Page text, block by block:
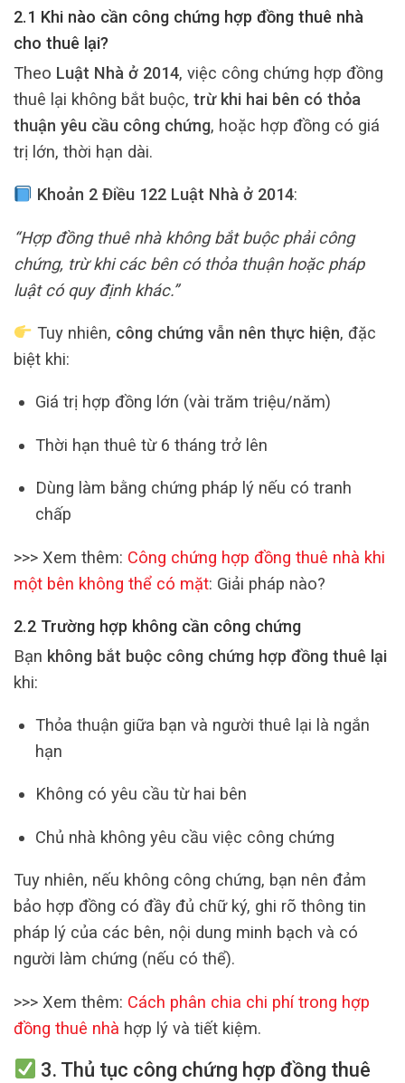
2.1 Khi nào cần công chứng hợp đồng thuê nhà
cho thuê lại?
Theo Luật Nhà ở 2014, việc công chứng hợp đồng
thuê lại không bắt buộc, trừ khi hai bên có thỏa
thuận yêu cầu công chứng, hoặc hợp đồng có giá
trị lớn, thời hạn dài.
Khoản 2 Điều 122 Luật Nhà ở 2014:
“Hợp đồng thuê nhà không bắt buộc phải công
chứng, trừ khi các bên có thỏa thuận hoặc pháp
luật có quy định khác.”
Tuy nhiên, công chứng vẫn nên thực hiện, đặc
biệt khi:
Giá trị hợp đồng lớn (vài trăm triệu/năm)
Thời hạn thuê từ 6 tháng trở lên
Dùng làm bằng chứng pháp lý nếu có tranh
chấp
>>> Xem thêm: Công chứng hợp đồng thuê nhà khi
một bên không thể có mặt: Giải pháp nào?
2.2 Trường hợp không cần công chứng
Bạn không bắt buộc công chứng hợp đồng thuê lại
khi:
Thỏa thuận giữa bạn và người thuê lại là ngắn
hạn
Không có yêu cầu từ hai bên
Chủ nhà không yêu cầu việc công chứng
Tuy nhiên, nếu không công chứng, bạn nên đảm
bảo hợp đồng có đầy đủ chữ ký, ghi rõ thông tin
pháp lý của các bên, nội dung minh bạch và có
người làm chứng (nếu có thể).
>>> Xem thêm: Cách phân chia chi phí trong hợp
đồng thuê nhà hợp lý và tiết kiệm.
3. Thủ tục công chứng hợp đồng thuê